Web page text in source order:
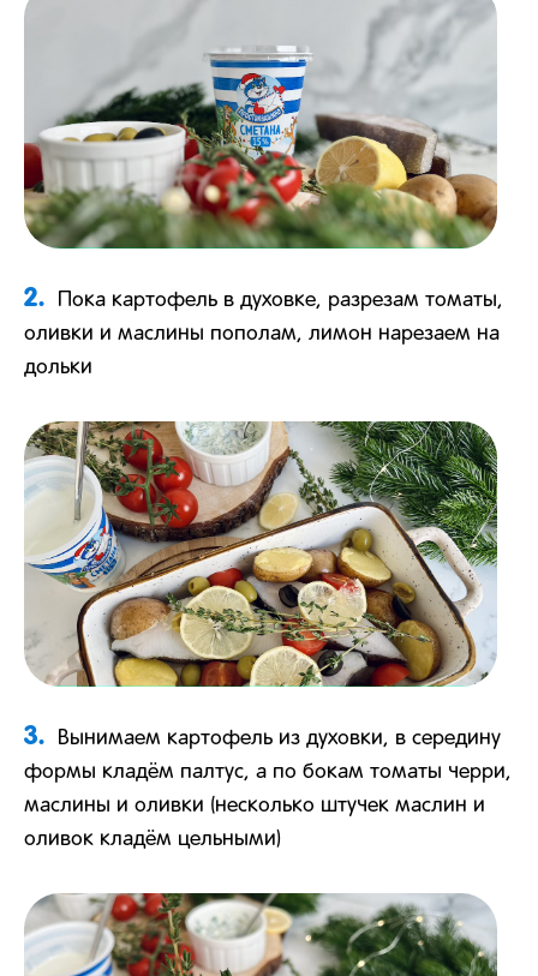
2.
Пока картофель в духовке, разрезам томаты,
оливки и маслины пополам, лимон нарезаем на
дольки
3.
Вынимаем картофель из духовки, в середину
формы кладём палтус, а по бокам томаты черри,
маслины и оливки (несколько штучек маслин и
оливок кладём цельными)